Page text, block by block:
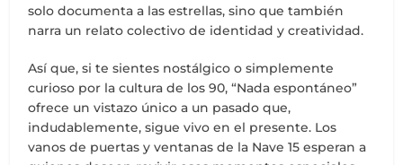
solo documenta a las estrellas, sino que también
narra un relato colectivo de identidad y creatividad.
Así que, si te sientes nostálgico o simplemente
curioso por la cultura de los 90, “Nada espontáneo”
ofrece un vistazo único a un pasado que,
indudablemente, sigue vivo en el presente. Los
vanos de puertas y ventanas de la Nave 15 esperan a